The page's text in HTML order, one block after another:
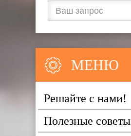
МЕНЮ
Решайте с нами!
Полезные советы